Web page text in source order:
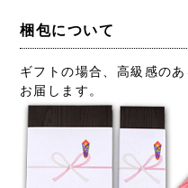
梱包について
ギフトの場合、高級感の
お届します。